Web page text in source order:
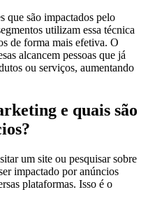
que são impactados pelo
utilizam essa técnica
de forma mais efetiva. O
alcancem pessoas que já
ou serviços, aumentando
e quais são
um site ou pesquisar sobre
impactado por anúncios
plataformas. Isso é o